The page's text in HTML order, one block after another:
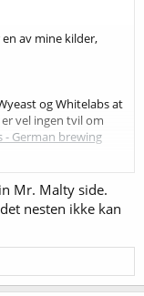
av mine kilder,
og Whitelabs at
vel ingen tvil om
- German brewing
Guide (vs.
du har?
Mr. Malty side.
nesten ikke kan